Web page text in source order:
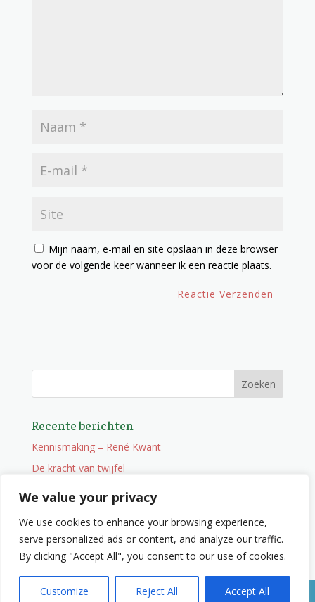
We value your privacy
We use cookies to enhance your browsing experience,
serve personalized ads or content, and analyze our traffic.
By clicking "Accept All", you consent to our use of cookies.
Customize Reject All Accept All
Mijn naam, e-mail en site opslaan in deze browser
voor de volgende keer wanneer ik een reactie plaats.
Recente berichten
Kennismaking – René Kwant
De kracht van twijfel
Onderweg
Wat je niet zocht maar wel vindt